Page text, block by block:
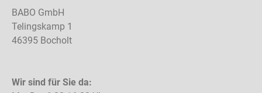
BABO GmbH
Telingskamp 1
46395 Bocholt
Wir sind für Sie da: